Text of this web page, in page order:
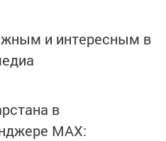
и интересным в
в
MАХ: